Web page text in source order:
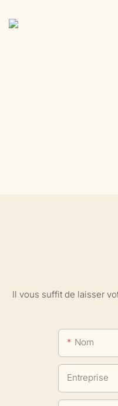
Il vous suffit de laisser
Nom
Entreprise